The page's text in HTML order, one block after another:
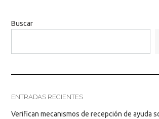
Buscar
ENTRADAS RECIENTES
Verifican mecanismos de recepción de ayuda